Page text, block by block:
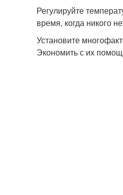
Регулируйте
время, когда никого
Установите
Экономить с их